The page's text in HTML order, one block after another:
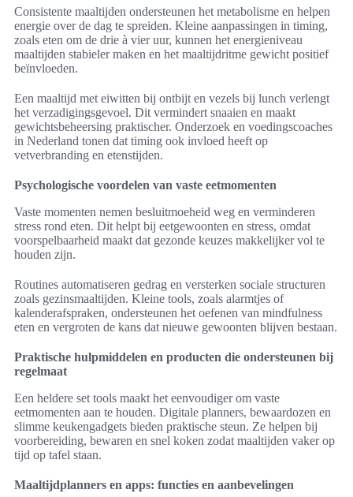
Consistente maaltijden ondersteunen het metabolisme en helpen
energie over de dag te spreiden. Kleine aanpassingen in timing,
zoals eten om de drie à vier uur, kunnen het energieniveau
maaltijden stabieler maken en het maaltijdritme gewicht positief
beïnvloeden.
Een maaltijd met eiwitten bij ontbijt en vezels bij lunch verlengt
het verzadigingsgevoel. Dit vermindert snaaien en maakt
gewichtsbeheersing praktischer. Onderzoek en voedingscoaches
in Nederland tonen dat timing ook invloed heeft op
vetverbranding en etenstijden.
Psychologische voordelen van vaste eetmomenten
Vaste momenten nemen besluitmoeheid weg en verminderen
stress rond eten. Dit helpt bij eetgewoonten en stress, omdat
voorspelbaarheid maakt dat gezonde keuzes makkelijker vol te
houden zijn.
Routines automatiseren gedrag en versterken sociale structuren
zoals gezinsmaaltijden. Kleine tools, zoals alarmtjes of
kalenderafspraken, ondersteunen het oefenen van mindfulness
eten en vergroten de kans dat nieuwe gewoonten blijven bestaan.
Praktische hulpmiddelen en producten die ondersteunen bij
regelmaat
Een heldere set tools maakt het eenvoudiger om vaste
eetmomenten aan te houden. Digitale planners, bewaardozen en
slimme keukengadgets bieden praktische steun. Ze helpen bij
voorbereiding, bewaren en snel koken zodat maaltijden vaker op
tijd op tafel staan.
Maaltijdplanners en apps: functies en aanbevelingen